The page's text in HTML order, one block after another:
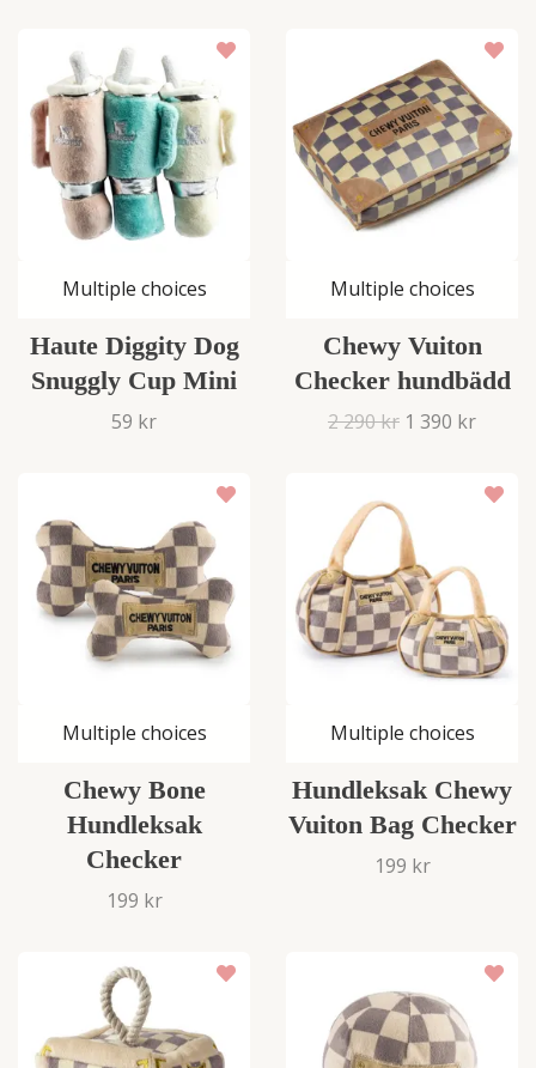
Multiple choices
Haute Diggity Dog
Snuggly Cup Mini
59 kr
Multiple choices
Chewy Vuiton
Checker hundbädd
2 290 kr 1 390 kr
Multiple choices
Chewy Bone
Hundleksak
Checker
199 kr
Multiple choices
Hundleksak Chewy
Vuiton Bag Checker
199 kr